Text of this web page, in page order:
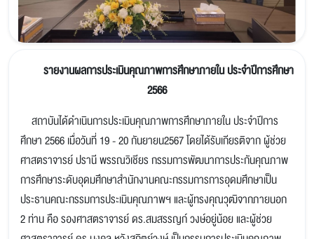
รายงานผลการประเมินคุณภาพการศึกษาภายใน ประจำปีการศึกษา
2566
สถาบันได้ดำเนินการประเมินคุณภาพการศึกษาภายใน ประจำปีการ
ศึกษา 2566 เมื่อวันที่ 19 - 20 กันยายน2567 โดยได้รับเกียรติจาก ผู้ช่วย
ศาสตราจารย์ ปรานี พรรณวิเชียร กรรมการพัฒนาการประกันคุณภาพ
การศึกษาระดับอุดมศึกษาสำนักงานคณะกรรมการการอุดมศึกษาเป็น
ประธานคณะกรรมการประเมินคุณภาพฯ และผู้ทรงคุณวุฒิจากภายนอก
2 ท่าน คือ รองศาสตราจารย์ ดร.สมสรรญก์ วงษ์อยู่น้อย และผู้ช่วย